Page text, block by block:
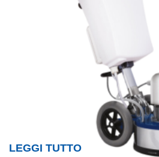
LEGGI TUTTO